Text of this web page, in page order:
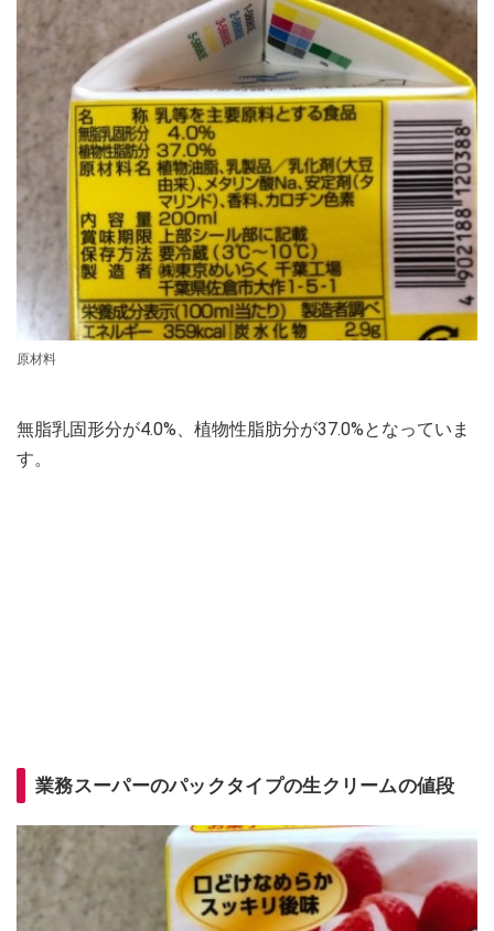
原材料
無脂乳固形分が4.0%、植物性脂肪分が37.0%となっていま
す。
業務スーパーのパックタイプの生クリームの値段